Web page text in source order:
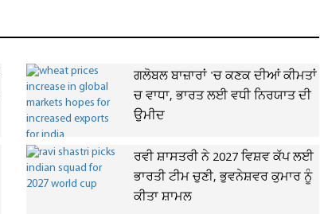
ਗਲੋਬਲ ਬਾਜ਼ਾਰਾਂ 'ਚ ਕਣਕ ਦੀਆਂ ਕੀਮਤਾਂ
ਚ ਵਾਧਾ, ਭਾਰਤ ਲਈ ਵਧੀ ਨਿਰਯਾਤ ਦੀ
ਉਮੀਦ
ਰਵੀ ਸ਼ਾਸਤਰੀ ਨੇ 2027 ਵਿਸ਼ਵ ਕੱਪ ਲਈ
ਭਾਰਤੀ ਟੀਮ ਚੁਣੀ, ਭੁਵਨੇਸ਼ਵਰ ਕੁਮਾਰ ਨੂੰ
ਕੀਤਾ ਸ਼ਾਮਲ